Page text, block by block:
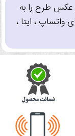
عکس طرح را به
واتساپ ، ایتا ،